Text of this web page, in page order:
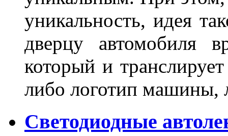
уникальность, идея
дверцу автомобиля
который и
либо логотип машины,
Светодиодные